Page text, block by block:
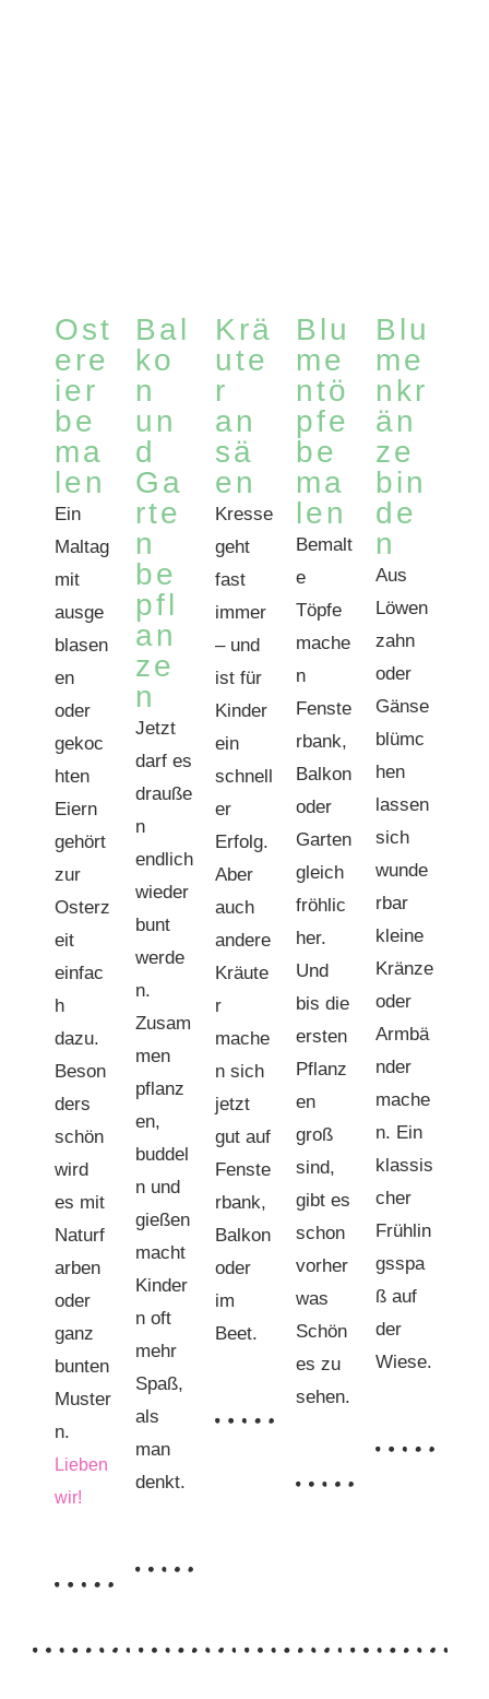
Ost
ere
ier
be
ma
len
Ein
Maltag
mit
ausge
blasen
en
oder
gekoc
hten
Eiern
gehört
zur
Osterz
eit
einfac
h
dazu.
Beson
ders
schön
wird
es mit
Naturf
arben
oder
ganz
bunten
Muster
n.
Lieben
wir!
Bal
ko
n
un
d
Ga
rte
n
be
pfl
an
ze
n
Jetzt
darf es
drauße
n
endlich
wieder
bunt
werde
n.
Zusam
men
pflanz
en,
buddel
n und
gießen
macht
Kinder
n oft
mehr
Spaß,
als
man
denkt.
Krä
ute
r
an
sä
en
Kresse
geht
fast
immer
– und
ist für
Kinder
ein
schnell
er
Erfolg.
Aber
auch
andere
Kräute
r
mache
n sich
jetzt
gut auf
Fenste
rbank,
Balkon
oder
im
Beet.
Blu
me
ntö
pfe
be
ma
len
Bemalt
e
Töpfe
mache
n
Fenste
rbank,
Balkon
oder
Garten
gleich
fröhlic
her.
Und
bis die
ersten
Pflanz
en
groß
sind,
gibt es
schon
vorher
was
Schön
es zu
sehen.
Blu
me
nkr
än
ze
bin
de
n
Aus
Löwen
zahn
oder
Gänse
blümc
hen
lassen
sich
wunde
rbar
kleine
Kränze
oder
Armbä
nder
mache
n. Ein
klassis
cher
Frühlin
gsspa
ß auf
der
Wiese.